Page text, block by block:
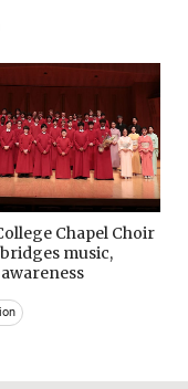
Chapel Choir
music,